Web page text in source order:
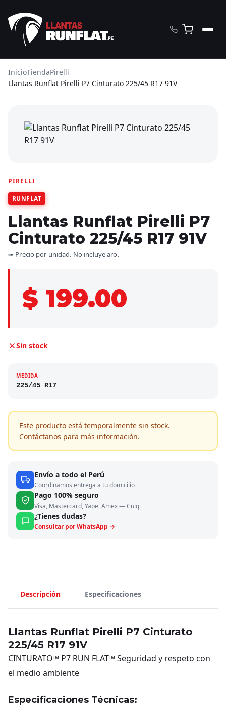
InicioTiendaPirelli
Llantas Runflat Pirelli P7 Cinturato 225/45 R17 91V
PIRELLI
RUNFLAT
Llantas Runflat Pirelli P7
Cinturato 225/45 R17 91V
➠ Precio por unidad. No incluye aro.
$ 199.00
Sin stock
MEDIDA
225/45 R17
Este producto está temporalmente sin stock.
Contáctanos para más información.
Envío a todo el Perú
Coordinamos entrega a tu domicilio
Pago 100% seguro
Visa, Mastercard, Yape, Amex — Culqi
¿Tienes dudas?
Consultar por WhatsApp →
Descripción Especificaciones
Llantas Runflat Pirelli P7 Cinturato
225/45 R17 91V
CINTURATO™ P7 RUN FLAT™ Seguridad y respeto con
el medio ambiente
Especificaciones Técnicas: